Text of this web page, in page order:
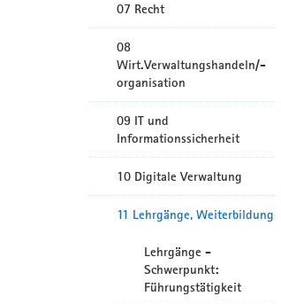
07 Recht
08
Wirt.Verwaltungshandeln/-
organisation
09 IT und
Informationssicherheit
10 Digitale Verwaltung
11 Lehrgänge, Weiterbildung
Lehrgänge -
Schwerpunkt:
Führungstätigkeit